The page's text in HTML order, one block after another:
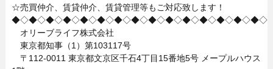
☆売買仲介、賃貸仲介、賃貸管理等もご対応致します！
◆◇◆◇◆◇◆◇◆◇◆◇◆◇◆◇◆◇◆◇◆◇◆◇◆◇◆◇◆◇
オリーブライフ株式会社
東京都知事（1）第103117号
〒112-0011 東京都文京区千石4丁目15番地5号 メープルハウス